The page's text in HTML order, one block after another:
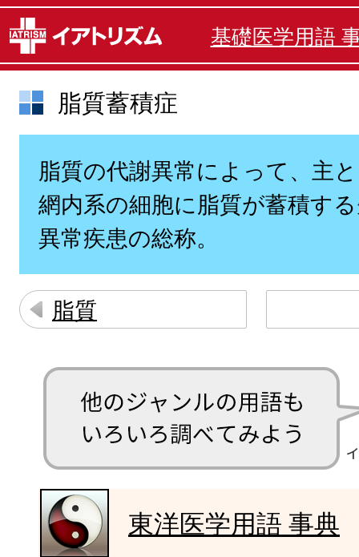
基礎医学用語
脂質蓄積症
脂質の代謝異常によって、主
網内系の細胞に脂質が蓄積す
異常疾患の総称。
脂質
東洋医学用語 事典